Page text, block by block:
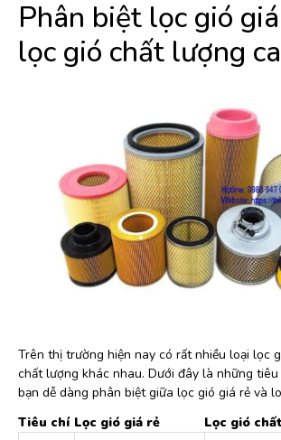
Phân biệt lọc gió
lọc gió chất lượng
Trên thị trường hiện nay có rất nhiều loại lọc
chất lượng khác nhau. Dưới đây là những
bạn dễ dàng phân biệt giữa lọc gió giá rẻ và
Tiêu chí Lọc gió giá rẻ Lọc gió